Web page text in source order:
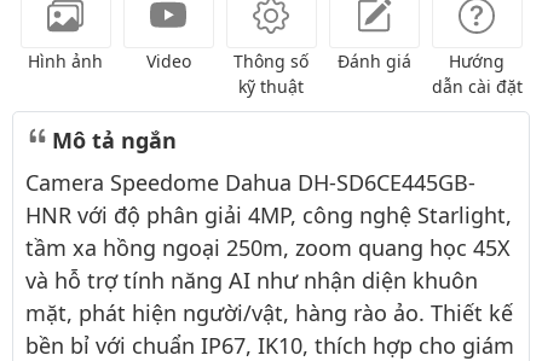
Hình ảnh Video
Thông số
kỹ thuật
Đánh giá
Hướng
dẫn cài đặt
Mô tả ngắn
Camera Speedome Dahua DH-SD6CE445GB-
HNR với độ phân giải 4MP, công nghệ Starlight,
tầm xa hồng ngoại 250m, zoom quang học 45X
và hỗ trợ tính năng AI như nhận diện khuôn
mặt, phát hiện người/vật, hàng rào ảo. Thiết kế
bền bỉ với chuẩn IP67, IK10, thích hợp cho giám